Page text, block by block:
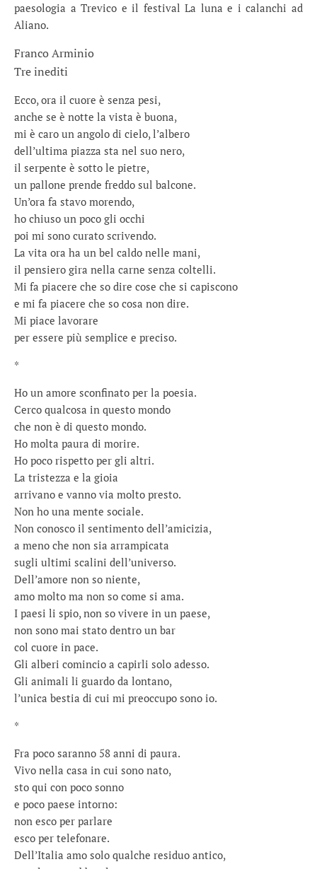
paesologia a Trevico e il festival La luna e i calanchi ad
Aliano.
Franco Arminio
Tre inediti
Ecco, ora il cuore è senza pesi,
anche se è notte la vista è buona,
mi è caro un angolo di cielo, l’albero
dell’ultima piazza sta nel suo nero,
il serpente è sotto le pietre,
un pallone prende freddo sul balcone.
Un’ora fa stavo morendo,
ho chiuso un poco gli occhi
poi mi sono curato scrivendo.
La vita ora ha un bel caldo nelle mani,
il pensiero gira nella carne senza coltelli.
Mi fa piacere che so dire cose che si capiscono
e mi fa piacere che so cosa non dire.
Mi piace lavorare
per essere più semplice e preciso.
*
Ho un amore sconfinato per la poesia.
Cerco qualcosa in questo mondo
che non è di questo mondo.
Ho molta paura di morire.
Ho poco rispetto per gli altri.
La tristezza e la gioia
arrivano e vanno via molto presto.
Non ho una mente sociale.
Non conosco il sentimento dell’amicizia,
a meno che non sia arrampicata
sugli ultimi scalini dell’universo.
Dell’amore non so niente,
amo molto ma non so come si ama.
I paesi li spio, non so vivere in un paese,
non sono mai stato dentro un bar
col cuore in pace.
Gli alberi comincio a capirli solo adesso.
Gli animali li guardo da lontano,
l’unica bestia di cui mi preoccupo sono io.
*
Fra poco saranno 58 anni di paura.
Vivo nella casa in cui sono nato,
sto qui con poco sonno
e poco paese intorno:
non esco per parlare
esco per telefonare.
Dell’Italia amo solo qualche residuo antico,